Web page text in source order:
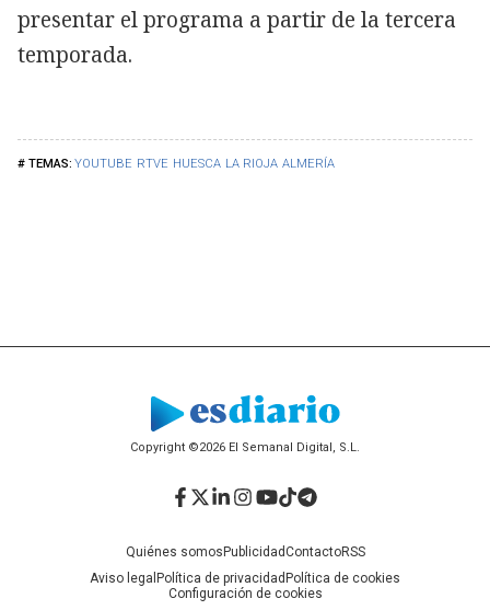
YOUTUBE RTVE HUESCA LA RIOJA ALMERÍA
presentar el programa a partir de la tercera
temporada.
Copyright ©2026 El Semanal Digital, S.L.
Quiénes somos PublicidadContactoRSS
Aviso legal Política de privacidad Política de cookies
Configuración de cookies
Facebook
Twitter
LinkedIn
Instagram
YouTube
TikTok
Telegram